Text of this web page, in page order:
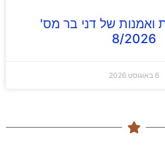
ואמנות של דני בר מס'
8/2026
6 באוגוסט 2026